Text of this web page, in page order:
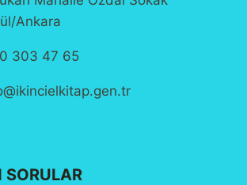
Ankara
303 47 65
SORULAR